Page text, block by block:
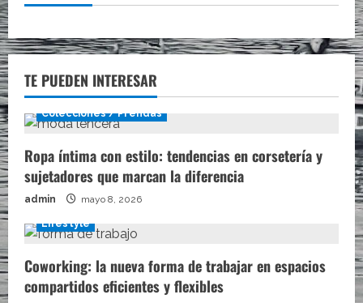
TE PUEDEN INTERESAR
Colecciones / Prendas
Ropa íntima con estilo: tendencias en corsetería y
sujetadores que marcan la diferencia
admin mayo 8, 2026
Lifestyle
Coworking: la nueva forma de trabajar en espacios
compartidos eficientes y flexibles